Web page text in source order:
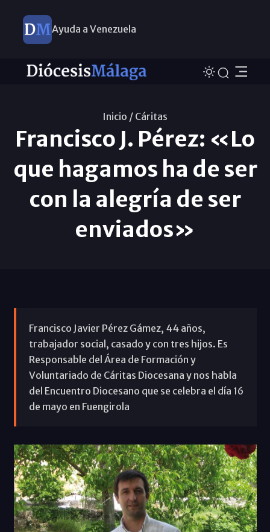
Ayuda a Venezuela
Inicio / Cáritas
Francisco J. Pérez: «Lo
que hagamos ha de ser
con la alegría de ser
enviados»
Francisco Javier Pérez Gámez, 44 años,
trabajador social, casado y con tres hijos. Es
Responsable del Área de Formación y
Voluntariado de Cáritas Diocesana y nos habla
del Encuentro Diocesano que se celebra el día 16
de mayo en Fuengirola